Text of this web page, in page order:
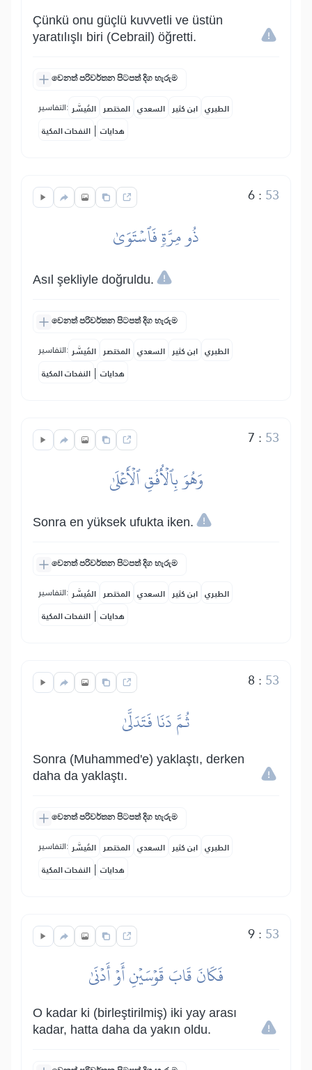
Çünkü onu güçlü kuvvetli ve üstün
yaratılışlı biri (Cebrail) öğretti.
වෙනත් පරිවර්තන පිටපත් දිග හැරුම
التفاسير: المُيسَّر المختصر السعدي ابن كثير الطبري
النفحات المكية | هدايات
6: 53
ذُو مِرَّةٖ فَٱسۡتَوَىٰ
Asıl şekliyle doğruldu.
වෙනත් පරිවර්තන පිටපත් දිග හැරුම
التفاسير: المُيسَّر المختصر السعدي ابن كثير الطبري
النفحات المكية | هدايات
7 : 53
وَهُوَ بِٱلۡأُفُقِ ٱلۡأَعۡلَىٰ
Sonra en yüksek ufukta iken.
වෙනත් පරිවර්තන පිටපත් දිග හැරුම
التفاسير: المُيسَّر المختصر السعدي ابن كثير الطبري
النفحات المكية | هدايات
8 : 53
ثُمَّ دَنَا فَتَدَلَّىٰ
Sonra (Muhammed'e) yaklaştı, derken
daha da yaklaştı.
වෙනත් පරිවර්තන පිටපත් දිග හැරුම
التفاسير: المُيسَّر المختصر السعدي ابن كثير الطبري
النفحات المكية | هدايات
9: 53
فَكَانَ قَابَ قَوۡسَيۡنِ أَوۡ أَدۡنَىٰ
O kadar ki (birleştirilmiş) iki yay arası
kadar, hatta daha da yakın oldu.